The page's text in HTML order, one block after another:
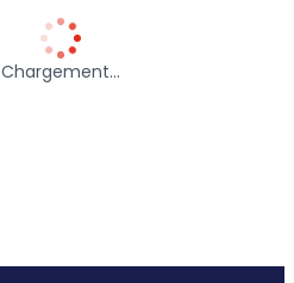
Chargement…